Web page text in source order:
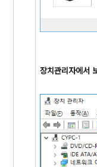
장치관리자에서